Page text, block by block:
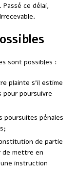
. Passé ce délai,
sont possibles :
plainte s’il estime
pour poursuivre
poursuites pénales
de partie
de mettre en
instruction